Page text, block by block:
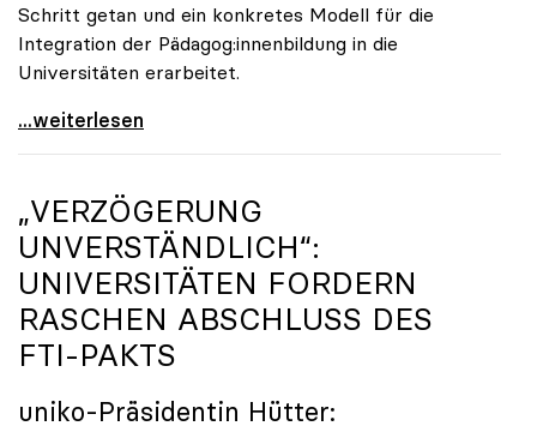
Schritt getan und ein konkretes Modell für die
Integration der Pädagog:innenbildung in die
Universitäten erarbeitet.
Schools of Education an den Universitäten: Für
...weiterlesen
„VERZÖGERUNG
UNVERSTÄNDLICH“:
UNIVERSITÄTEN FORDERN
RASCHEN ABSCHLUSS DES
FTI-PAKTS
uniko-Präsidentin Hütter: